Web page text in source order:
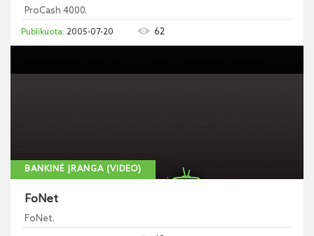
ProCash 4000.
2005-07-20 62
BANKINĖ ĮRANGA (VIDEO)
FoNet
FoNet.